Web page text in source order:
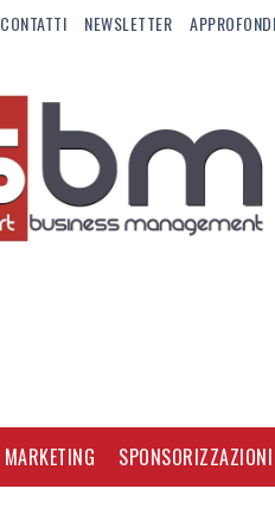
CONTATTI NEWSLETTER
MARKETING SPONSORIZZAZIONI